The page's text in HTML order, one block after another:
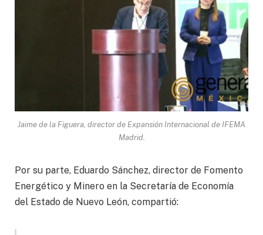
Jaime de la Figuera, director de Expansión Internacional de IFEMA
Madrid.
Por su parte, Eduardo Sánchez, director de Fomento
Energético y Minero en la Secretaría de Economía
del Estado de Nuevo León, compartió: